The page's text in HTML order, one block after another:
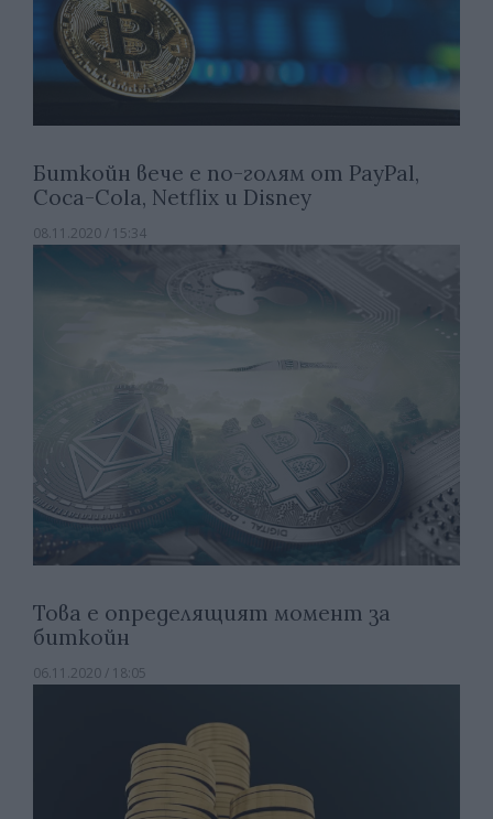
Биткойн вече е по-голям от PayPal,
Coca-Cola, Netflix и Disney
08.11.2020 / 15:34
Това е определящият момент за
биткойн
06.11.2020 / 18:05